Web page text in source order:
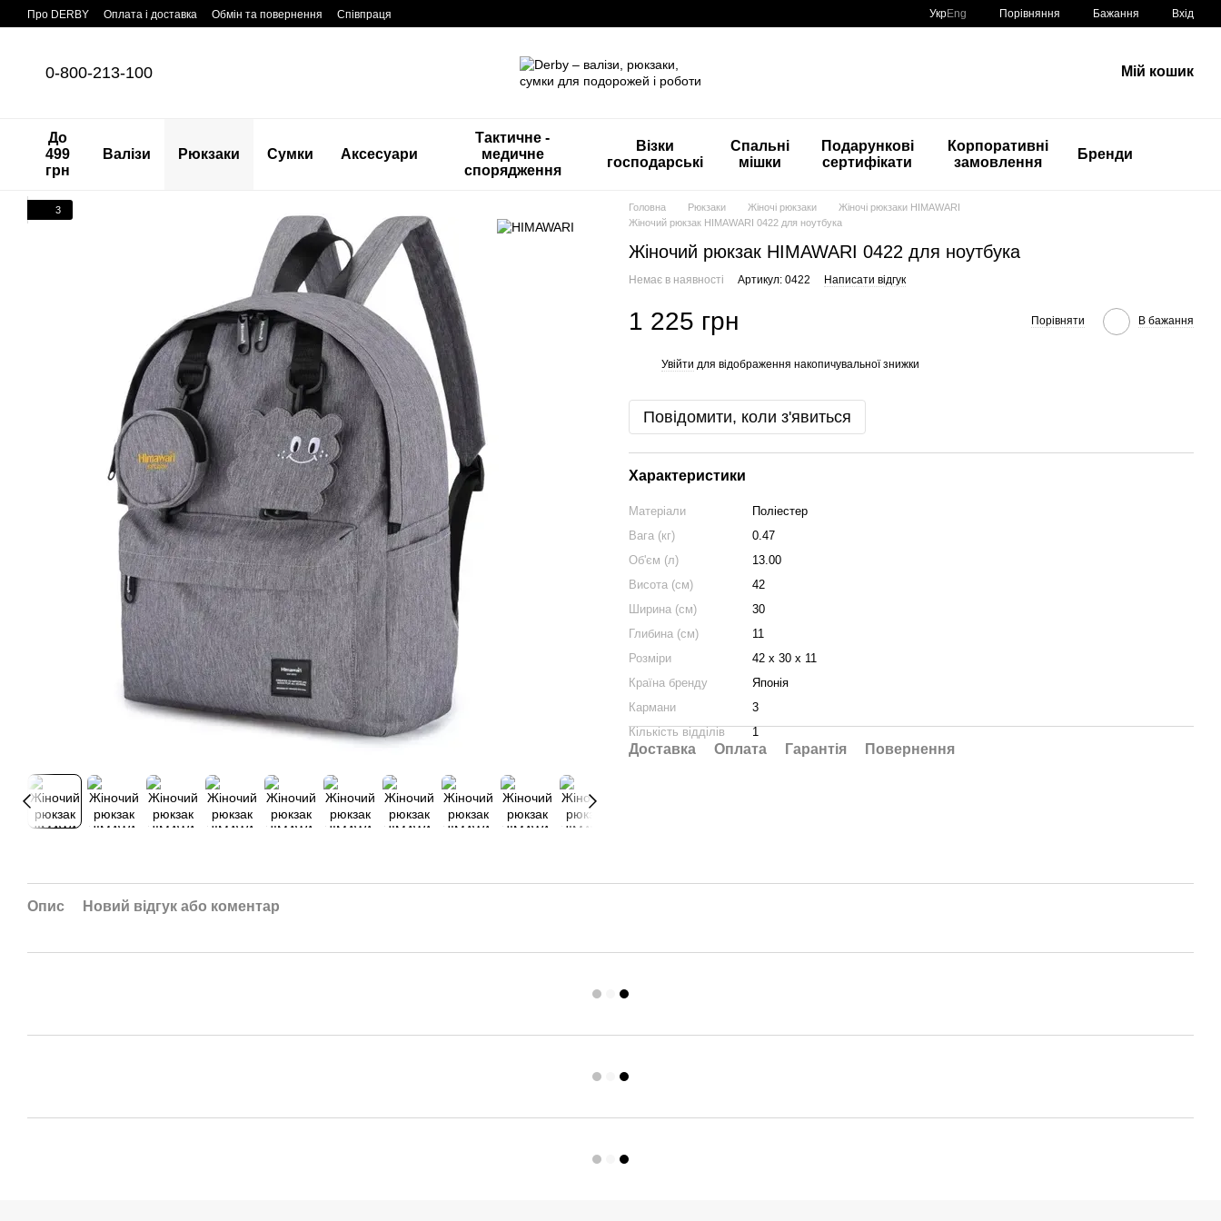
Перейти до основного контенту
Про DERBY Оплата і доставка Обмін та повернення Співпраця УкрEng Порівняння Бажання Вхід
0-800-213-100 Мій кошик
До
499
грн
Валізи Рюкзаки Сумки Аксесуари
Тактичне -
медичне
спорядження
Візки
господарські
Спальні
мішки
Подарункові
сертифікати
Корпоративні
замовлення
Бренди
3 Головна Рюкзаки Жіночі рюкзаки
Жіночі рюкзаки HIMAWARI
Жіночий рюкзак HIMAWARI 0422 для ноутбука
Жіночий рюкзак HIMAWARI 0422 для ноутбука
Немає в наявності Артикул: 0422 Написати відгук
1 225 грн Порівняти В бажання
Увійти для відображення накопичувальної знижки
Повідомити, коли з'явиться
Характеристики
Матеріали
Поліестер
Вага (кг)
0.47
Об'єм (л)
13.00
Висота (см)
42
Ширина (см)
30
Глибина (см)
11
Розміри
42 х 30 х 11
Країна бренду
Японія
Кармани
3
Кількість відділів
1
Доставка Оплата Гарантія Повернення
Опис Новий відгук або коментар